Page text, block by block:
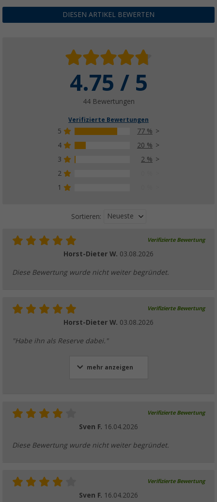
DIESEN ARTIKEL BEWERTEN
4.75 / 5
44 Bewertungen
Verifizierte Bewertungen
5
77 %
4
20 %
3
2 %
2
1
Sortieren: Neueste
Verifizierte Bewertung
Horst-Dieter W. 03.08.2026
Diese Bewertung wurde nicht weiter begründet.
Verifizierte Bewertung
Horst-Dieter W. 03.08.2026
"Habe ihn als Reserve dabei."
mehr anzeigen
Verifizierte Bewertung
Sven F. 16.04.2026
Diese Bewertung wurde nicht weiter begründet.
Verifizierte Bewertung
Sven F. 16.04.2026